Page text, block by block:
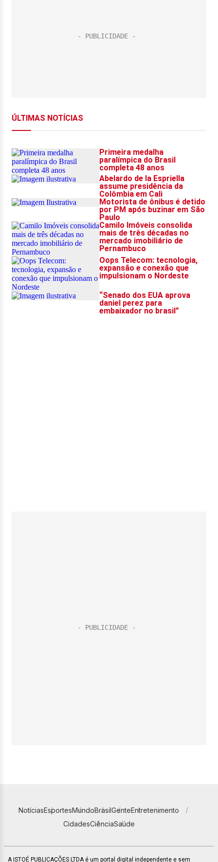
NotíciasEsportesMundoBrasilGenteEntretenimento
CidadesCiênciaSaúde
A ISTOÉ PUBLICAÇÕES LTDA é um portal digital independente e sem